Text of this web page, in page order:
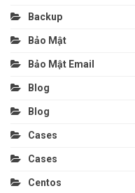
Backup
Bảo Mật
Bảo Mật Email
Blog
Blog
Cases
Cases
Centos